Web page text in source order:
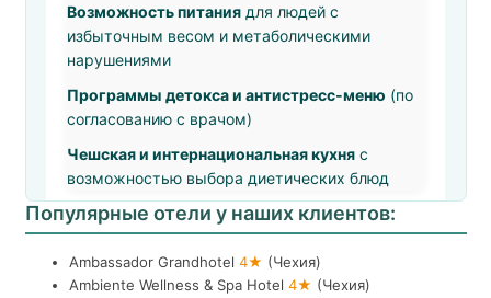
Возможность питания для людей с
избыточным весом и метаболическими
нарушениями
Программы детокса и антистресс-меню (по
согласованию с врачом)
Чешская и интернациональная кухня с
возможностью выбора диетических блюд
Популярные отели у наших клиентов:
Ambassador Grandhotel 4★ (Чехия)
Ambiente Wellness & Spa Hotel 4★ (Чехия)